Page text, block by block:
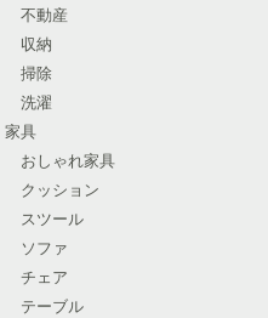
不動産
収納
掃除
洗濯
家具
おしゃれ家具
クッション
スツール
ソファ
チェア
テーブル